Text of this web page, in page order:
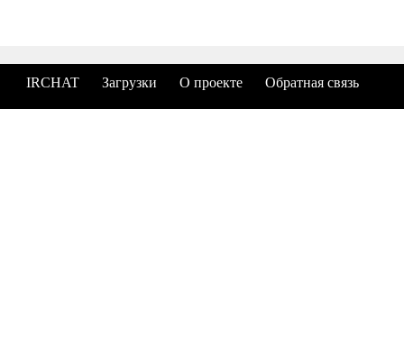
IRCHAT Загрузки О проекте Обратная связь